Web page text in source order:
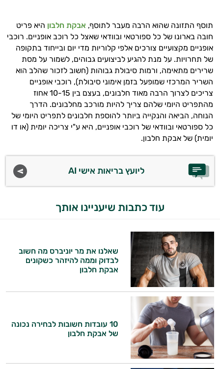
תוסף התזונה שהוא הרבה מעבר לתוסף, אבקת חלבון היא פריט
חובה בארונו של כל ספורטאי ובוודאי שאצל כל רוכב אופניים. רוכבי
אופניים מקצועיים צורכים אלפי קלוריות מדי יום ובייחוד בתקופה
של תחרויות. על מנת להגיע לביצועים גבוהים, לשמור על מסת
שרירים מתאימה, ורמות סיבולת גבוהות (חשוב לזכור שהלב הוא
השריר המרכזי שמופעל בזמן אימוני סיבולת), רוכבי אופניים
צריכים לצרוך הרבה מאוד חלבונים, בעצם בין 10-15 אחוז
מהתפריט היומי שלהם צריך להיות מורכב מחלבונים. הדרך
הנוחה, הביאה והנקייה ביותר להוספת חלבונים לתפריט היומי של
כל ספורטאי ובוודאי של רוכבי אופניים, היא ע"י צריכה יומית (או דו
יומית) של אבקת חלבון.
ליועץ בריאות אישי AI
עוד כתבות שיעניינו אותך
שאלנו את מר יוניברס מה חשוב
לבדוק וממה להיזהר כשקונים
אבקת חלבון
10 עובדות חשובות לבחירה נכונה
של אבקת חלבון